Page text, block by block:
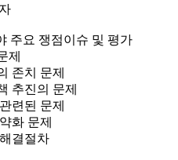
주요 쟁점이슈 및 평가
제
존치 문제
추진의 문제
련된 문제
화 문제
결절차